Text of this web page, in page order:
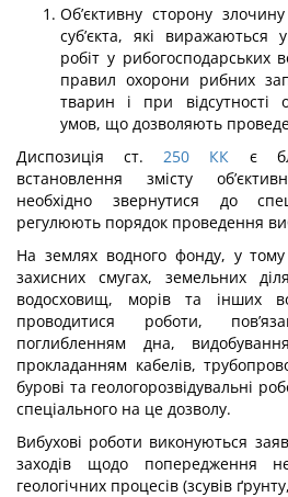
Об’єктивну сторону
суб’єкта, які виражаються
робіт у рибогосподарських
правил охорони рибних
тварин і при відсутності
умов, що дозволяють
Диспозиція ст. 250 КК є
встановлення змісту
необхідно звернутися до
регулюють порядок проведення
На землях водного фонду, у
захисних смугах, земель­них
водосховищ, морів та інших
проводитися роботи,
поглибленням дна,
прокладанням кабелів,
бурові та геологорозвідувальні
спеціального на це дозволу.
Вибухові роботи виконуються
заходів щодо попере­дження
геологічних процесів (зсувів